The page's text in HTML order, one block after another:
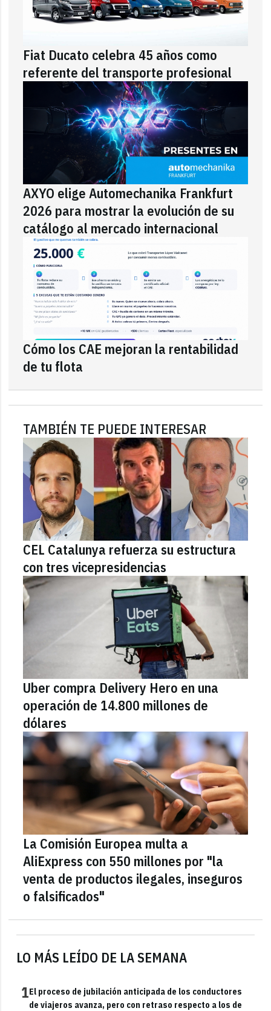
LO MÁS LEÍDO DE LA SEMANA
1El proceso de jubilación anticipada de los conductores
de viajeros avanza, pero con retraso respecto a los de
Fiat Ducato celebra 45 años como
referente del transporte profesional
AXYO elige Automechanika Frankfurt
2026 para mostrar la evolución de su
catálogo al mercado internacional
Cómo los CAE mejoran la rentabilidad
de tu flota
TAMBIÉN TE PUEDE INTERESAR
CEL Catalunya refuerza su estructura
con tres vicepresidencias
Uber compra Delivery Hero en una
operación de 14.800 millones de
dólares
La Comisión Europea multa a
AliExpress con 550 millones por "la
venta de productos ilegales, inseguros
o falsificados"